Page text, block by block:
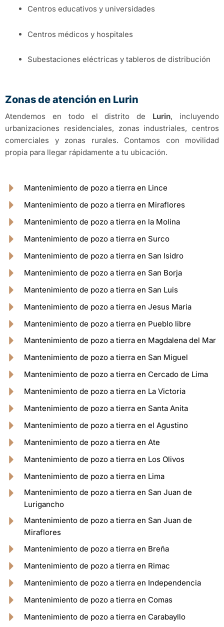
Centros educativos y universidades
Centros médicos y hospitales
Subestaciones eléctricas y tableros de distribución
Zonas de atención en Lurin
Atendemos en todo el distrito de Lurin, incluyendo
urbanizaciones residenciales, zonas industriales, centros
comerciales y zonas rurales. Contamos con movilidad
propia para llegar rápidamente a tu ubicación.
Mantenimiento de pozo a tierra en Lince
Mantenimiento de pozo a tierra en Miraflores
Mantenimiento de pozo a tierra en la Molina
Mantenimiento de pozo a tierra en Surco
Mantenimiento de pozo a tierra en San Isidro
Mantenimiento de pozo a tierra en San Borja
Mantenimiento de pozo a tierra en San Luis
Mantenimiento de pozo a tierra en Jesus Maria
Mantenimiento de pozo a tierra en Pueblo libre
Mantenimiento de pozo a tierra en Magdalena del Mar
Mantenimiento de pozo a tierra en San Miguel
Mantenimiento de pozo a tierra en Cercado de Lima
Mantenimiento de pozo a tierra en La Victoria
Mantenimiento de pozo a tierra en Santa Anita
Mantenimiento de pozo a tierra en el Agustino
Mantenimiento de pozo a tierra en Ate
Mantenimiento de pozo a tierra en Los Olivos
Mantenimiento de pozo a tierra en Lima
Mantenimiento de pozo a tierra en San Juan de
Lurigancho
Mantenimiento de pozo a tierra en San Juan de
Miraflores
Mantenimiento de pozo a tierra en Breña
Mantenimiento de pozo a tierra en Rimac
Mantenimiento de pozo a tierra en Independencia
Mantenimiento de pozo a tierra en Comas
Mantenimiento de pozo a tierra en Carabayllo